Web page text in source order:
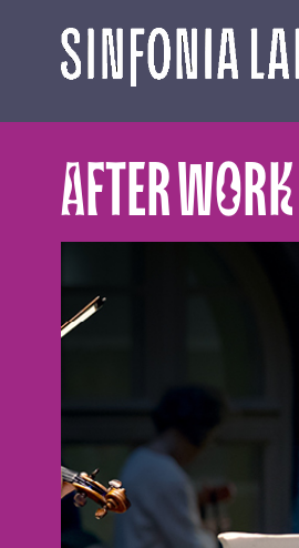
sisältöön
AFTER